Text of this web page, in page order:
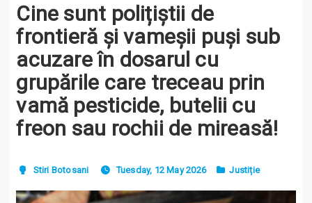
Cine sunt polițiștii de
frontieră și vameșii puși sub
acuzare în dosarul cu
grupările care treceau prin
vamă pesticide, butelii cu
freon sau rochii de mireasă!
Stiri Botosani Tuesday, 12 May 2026 Justiție